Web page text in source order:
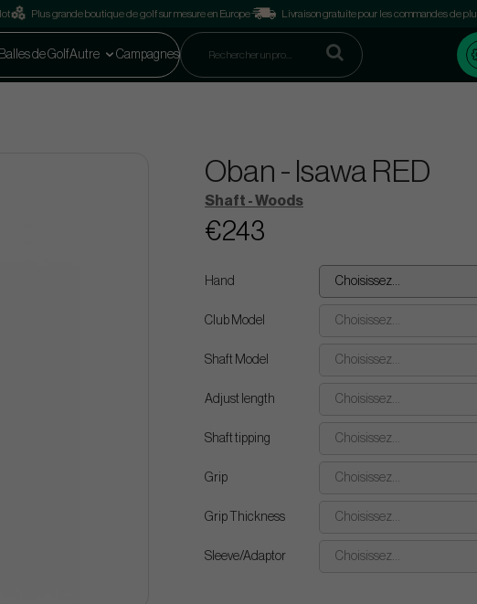
Plus grande boutique de golf sur mesure en Europe Livraison gratuite pour les commandes de
de GolfAutre Campagnes
Oban - Isawa RED
Shaft - Woods
€243
Hand Choisissez...
Club Model Choisissez...
Shaft Model Choisissez...
Adjust length Choisissez...
Shaft tipping Choisissez...
Grip Choisissez...
Grip Thickness Choisissez...
Sleeve/Adaptor Choisissez...